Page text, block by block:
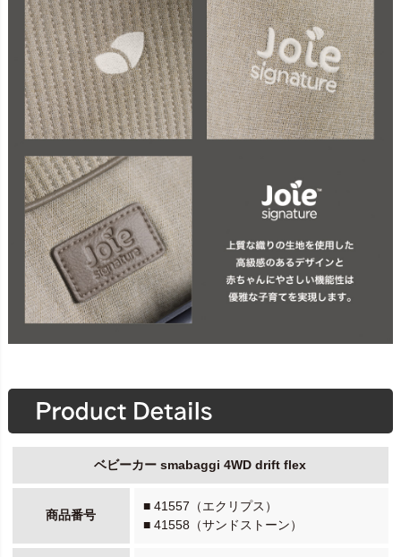
ベビーカー smabaggi 4WD drift flex
商品番号
■ 41557（エクリプス）
■ 41558（サンドストーン）